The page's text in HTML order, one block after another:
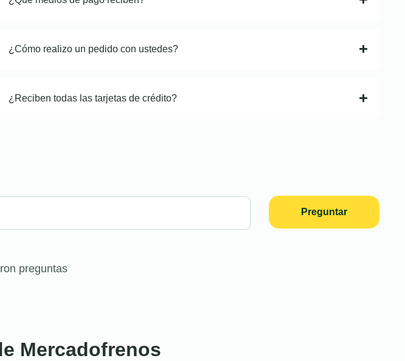
¿Cómo realizo un pedido con ustedes?
¿Reciben todas las tarjetas de crédito?
Preguntar
preguntas
Mercadofrenos